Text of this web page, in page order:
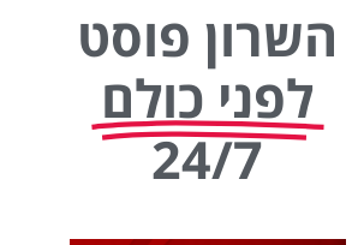
השרון פוסט
לפני כולם
24/7